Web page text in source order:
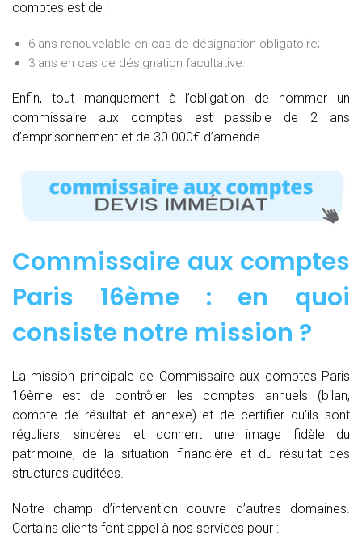
comptes est de :
6 ans renouvelable en cas de désignation obligatoire;
3 ans en cas de désignation facultative.
Enfin, tout manquement à l’obligation de nommer un
commissaire aux comptes est passible de 2 ans
d’emprisonnement et de 30 000€ d’amende.
Commissaire aux comptes
Paris 16ème : en quoi
consiste notre mission ?
La mission principale de Commissaire aux comptes Paris
16ème est de contrôler les comptes annuels (bilan,
compte de résultat et annexe) et de certifier qu’ils sont
réguliers, sincères et donnent une image fidèle du
patrimoine, de la situation financière et du résultat des
structures auditées.
Notre champ d’intervention couvre d’autres domaines.
Certains clients font appel à nos services pour :